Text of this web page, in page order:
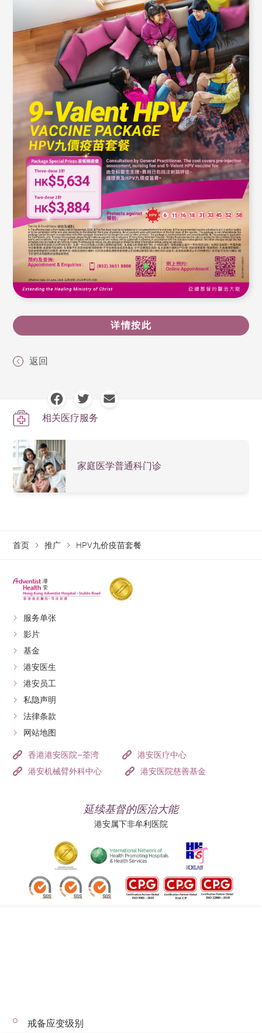
详情按此
返回
相关医疗服务
家庭医学普通科门诊
首页 推广 HPV九价疫苗套餐
服务单张
影片
基金
港安医生
港安员工
私隐声明
法律条款
网站地图
香港港安医院–荃湾
港安医疗中心
港安机械臂外科中心
港安医院慈善基金
延续基督的医治大能
港安属下非牟利医院
© 2026 版权所有 © 港安医疗 保留一切权利
戒备应变级别